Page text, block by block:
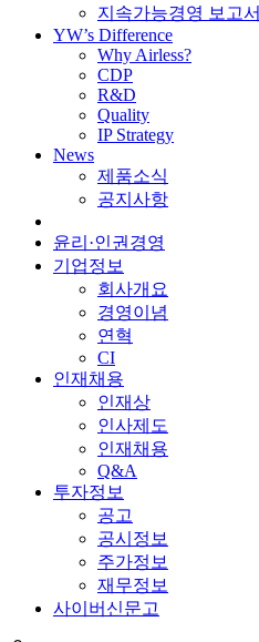
지속가능경영 보고서
YW’s Difference
Why Airless?
CDP
R&D
Quality
IP Strategy
News
제품소식
공지사항
윤리·인권경영
기업정보
회사개요
경영이념
연혁
CI
인재채용
인재상
인사제도
인재채용
Q&A
투자정보
공고
공시정보
주가정보
재무정보
사이버신문고